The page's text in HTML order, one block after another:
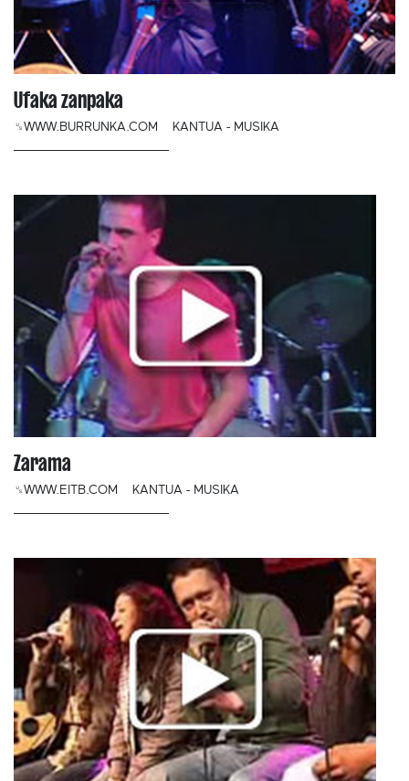
Ufaka zanpaka
␟WWW.BURRUNKA.COM KANTUA - MUSIKA
Zarama
␟WWW.EITB.COM KANTUA - MUSIKA